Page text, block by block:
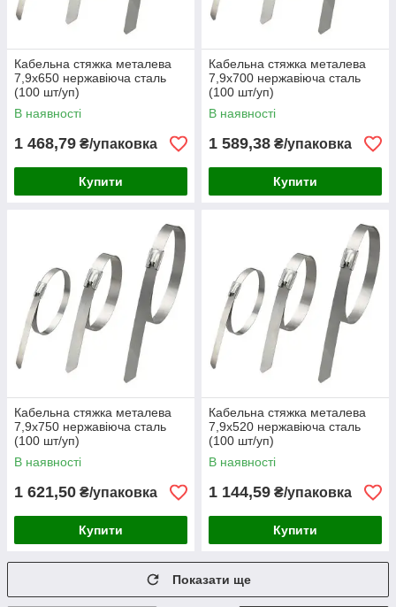
Кабельна стяжка металева
7,9х650 нержавіюча сталь
(100 шт/уп)
В наявності
1 468,79 ₴/упаковка
Купити
Кабельна стяжка металева
7,9х700 нержавіюча сталь
(100 шт/уп)
В наявності
1 589,38 ₴/упаковка
Купити
Кабельна стяжка металева
7,9х750 нержавіюча сталь
(100 шт/уп)
В наявності
1 621,50 ₴/упаковка
Купити
Кабельна стяжка металева
7,9х520 нержавіюча сталь
(100 шт/уп)
В наявності
1 144,59 ₴/упаковка
Купити
Показати ще